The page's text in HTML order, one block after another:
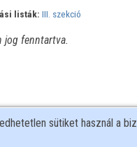
listák: III. szekció
jog fenntartva.
sütiket használ a